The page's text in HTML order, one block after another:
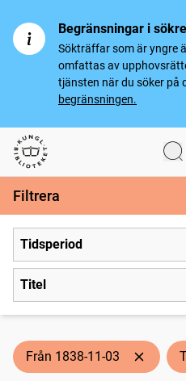
Begränsningar i
Sökträffar som är yngre
omfattas av
tjänsten när du söker på
begränsningen.
Svenska tidningar
Filtrera
Tidsperiod
Titel
Från 1838-11-03